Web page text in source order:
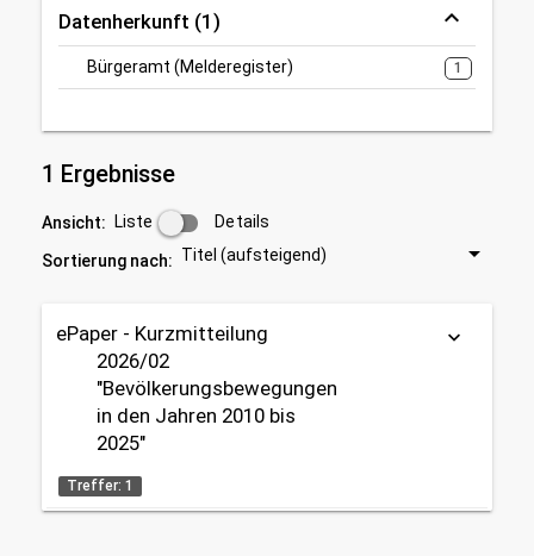
Datenherkunft (1)
Bürgeramt (Melderegister) 1
1 Ergebnisse
Ansicht: Liste Details
Sortierung nach: Titel (aufsteigend)
ePaper - Kurzmitteilung
2026/02
"Bevölkerungsbewegungen
in den Jahren 2010 bis
2025"
Treffer: 1
keyboard_arrow_down